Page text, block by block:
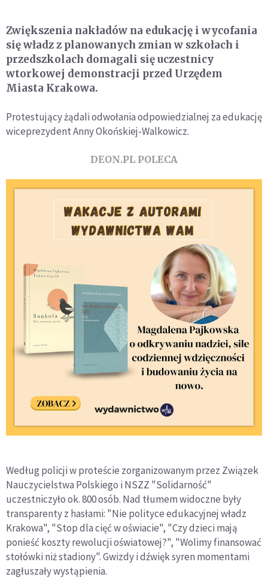
Zwiększenia nakładów na edukację i wycofania
się władz z planowanych zmian w szkołach i
przedszkolach domagali się uczestnicy
wtorkowej demonstracji przed Urzędem
Miasta Krakowa.
Protestujący żądali odwołania odpowiedzialnej za edukację
wiceprezydent Anny Okońskiej-Walkowicz.
DEON.PL POLECA
Według policji w proteście zorganizowanym przez Związek
Nauczycielstwa Polskiego i NSZZ "Solidarność"
uczestniczyło ok. 800 osób. Nad tłumem widoczne były
transparenty z hasłami: "Nie polityce edukacyjnej władz
Krakowa", "Stop dla cięć w oświacie", "Czy dzieci mają
ponieść koszty rewolucji oświatowej?", "Wolimy finansować
stołówki niż stadiony". Gwizdy i dźwięk syren momentami
zagłuszały wystąpienia.